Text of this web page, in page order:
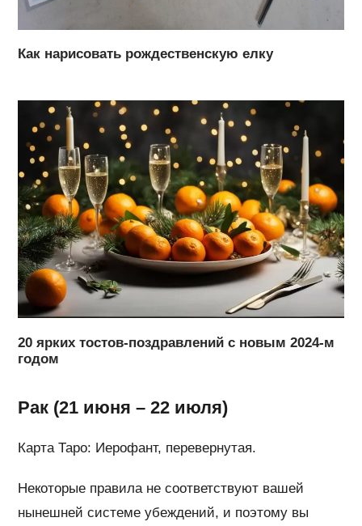
Как нарисовать рождественскую елку
20 ярких тостов-поздравлений с новым 2024-м
годом
Рак (21 июня – 22 июля)
Карта Таро: Иерофант, перевернутая.
Некоторые правила не соответствуют вашей
нынешней системе убеждений, и поэтому вы